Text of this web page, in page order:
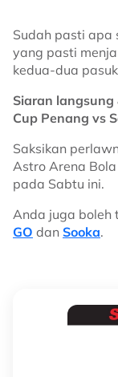
Sudah pasti apa
yang pasti
kedua-dua
Siaran langsung
Cup Penang vs
Saksikan
Astro Arena
pada Sabtu ini.
Anda juga boleh
GO dan Sooka.